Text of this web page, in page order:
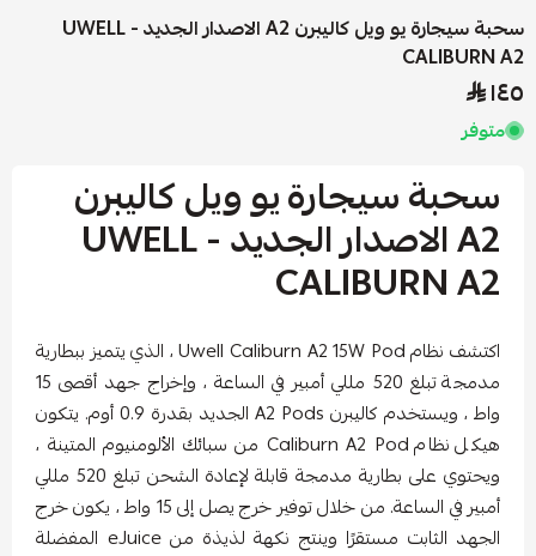
سحبة سيجارة يو ويل كاليبرن A2 الاصدار الجديد - UWELL
سيجارة يو ويل كاليبرن
A2 الاصدار الجديد - UWELL
CALIBURN
اكتشف نظام Uwell Caliburn A2 15W Pod ، الذي يتميز ببطارية
مدمجة تبلغ 520 مللي أمبير في الساعة ، وإخراج جهد أقصى 15
واط ، ويستخدم كاليبرن A2 Pods الجديد بقدرة 0.9 أوم. يتكون
هيكل نظام Caliburn A2 Pod من سبائك الألومنيوم المتينة ،
ويحتوي على بطارية مدمجة قابلة لإعادة الشحن تبلغ 520 مللي
أمبير في الساعة. من خلال توفير خرج يصل إلى 15 واط ، يكون خرج
الجهد الثابت مستقرًا وينتج نكهة لذيذة من eJuice المفضلة